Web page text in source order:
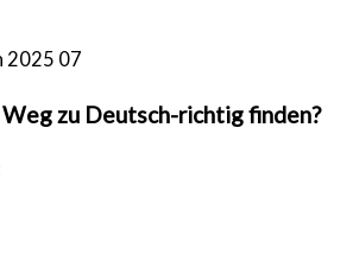
zu Deutsch-richtig finden?